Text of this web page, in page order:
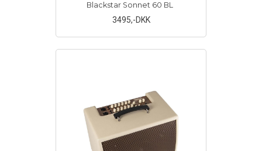
Blackstar Sonnet 60 BL
3495,-DKK